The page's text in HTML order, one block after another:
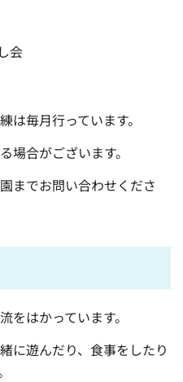
会
は毎月行っています。
場合がございます。
までお問い合わせくださ
をはかっています。
に遊んだり、食事をしたり